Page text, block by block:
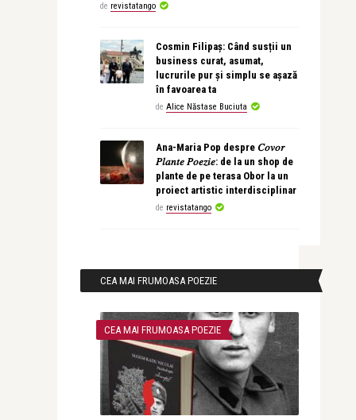
de revistatango
Cosmin Filipaș: Când susții un
business curat, asumat,
lucrurile pur și simplu se așază
în favoarea ta
de Alice Năstase Buciuta
Ana-Maria Pop despre 𝐶𝑜𝑣𝑜𝑟
𝑃𝑙𝑎𝑛𝑡𝑒 𝑃𝑜𝑒𝑧𝑖𝑒: de la un shop de
plante de pe terasa Obor la un
proiect artistic interdisciplinar
de revistatango
CEA MAI FRUMOASA POEZIE
CEA MAI FRUMOASA POEZIE